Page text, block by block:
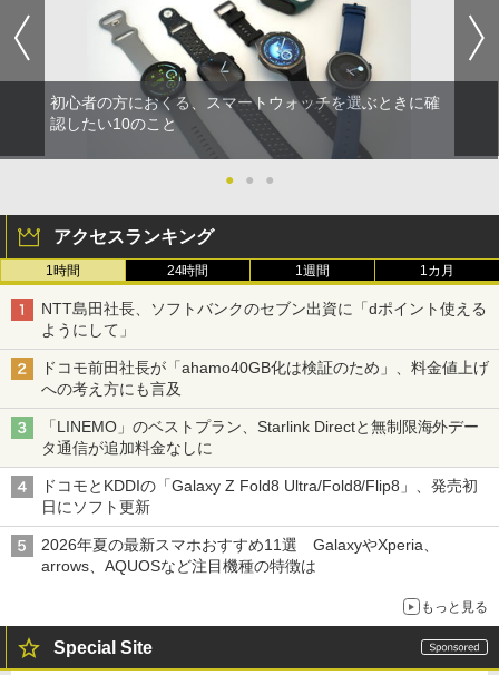
初心者の方におくる、スマートウォッチを選ぶときに確
認したい10のこと
● ● ●
アクセスランキング
1時間 24時間 1週間 1カ月
NTT島田社長、ソフトバンクのセブン出資に「dポイント使える
ようにして」
ドコモ前田社長が「ahamo40GB化は検証のため」、料金値上げ
への考え方にも言及
「LINEMO」のベストプラン、Starlink Directと無制限海外デー
タ通信が追加料金なしに
ドコモとKDDIの「Galaxy Z Fold8 Ultra/Fold8/Flip8」、発売初
日にソフト更新
2026年夏の最新スマホおすすめ11選 GalaxyやXperia、
arrows、AQUOSなど注目機種の特徴は
もっと見る
Special Site